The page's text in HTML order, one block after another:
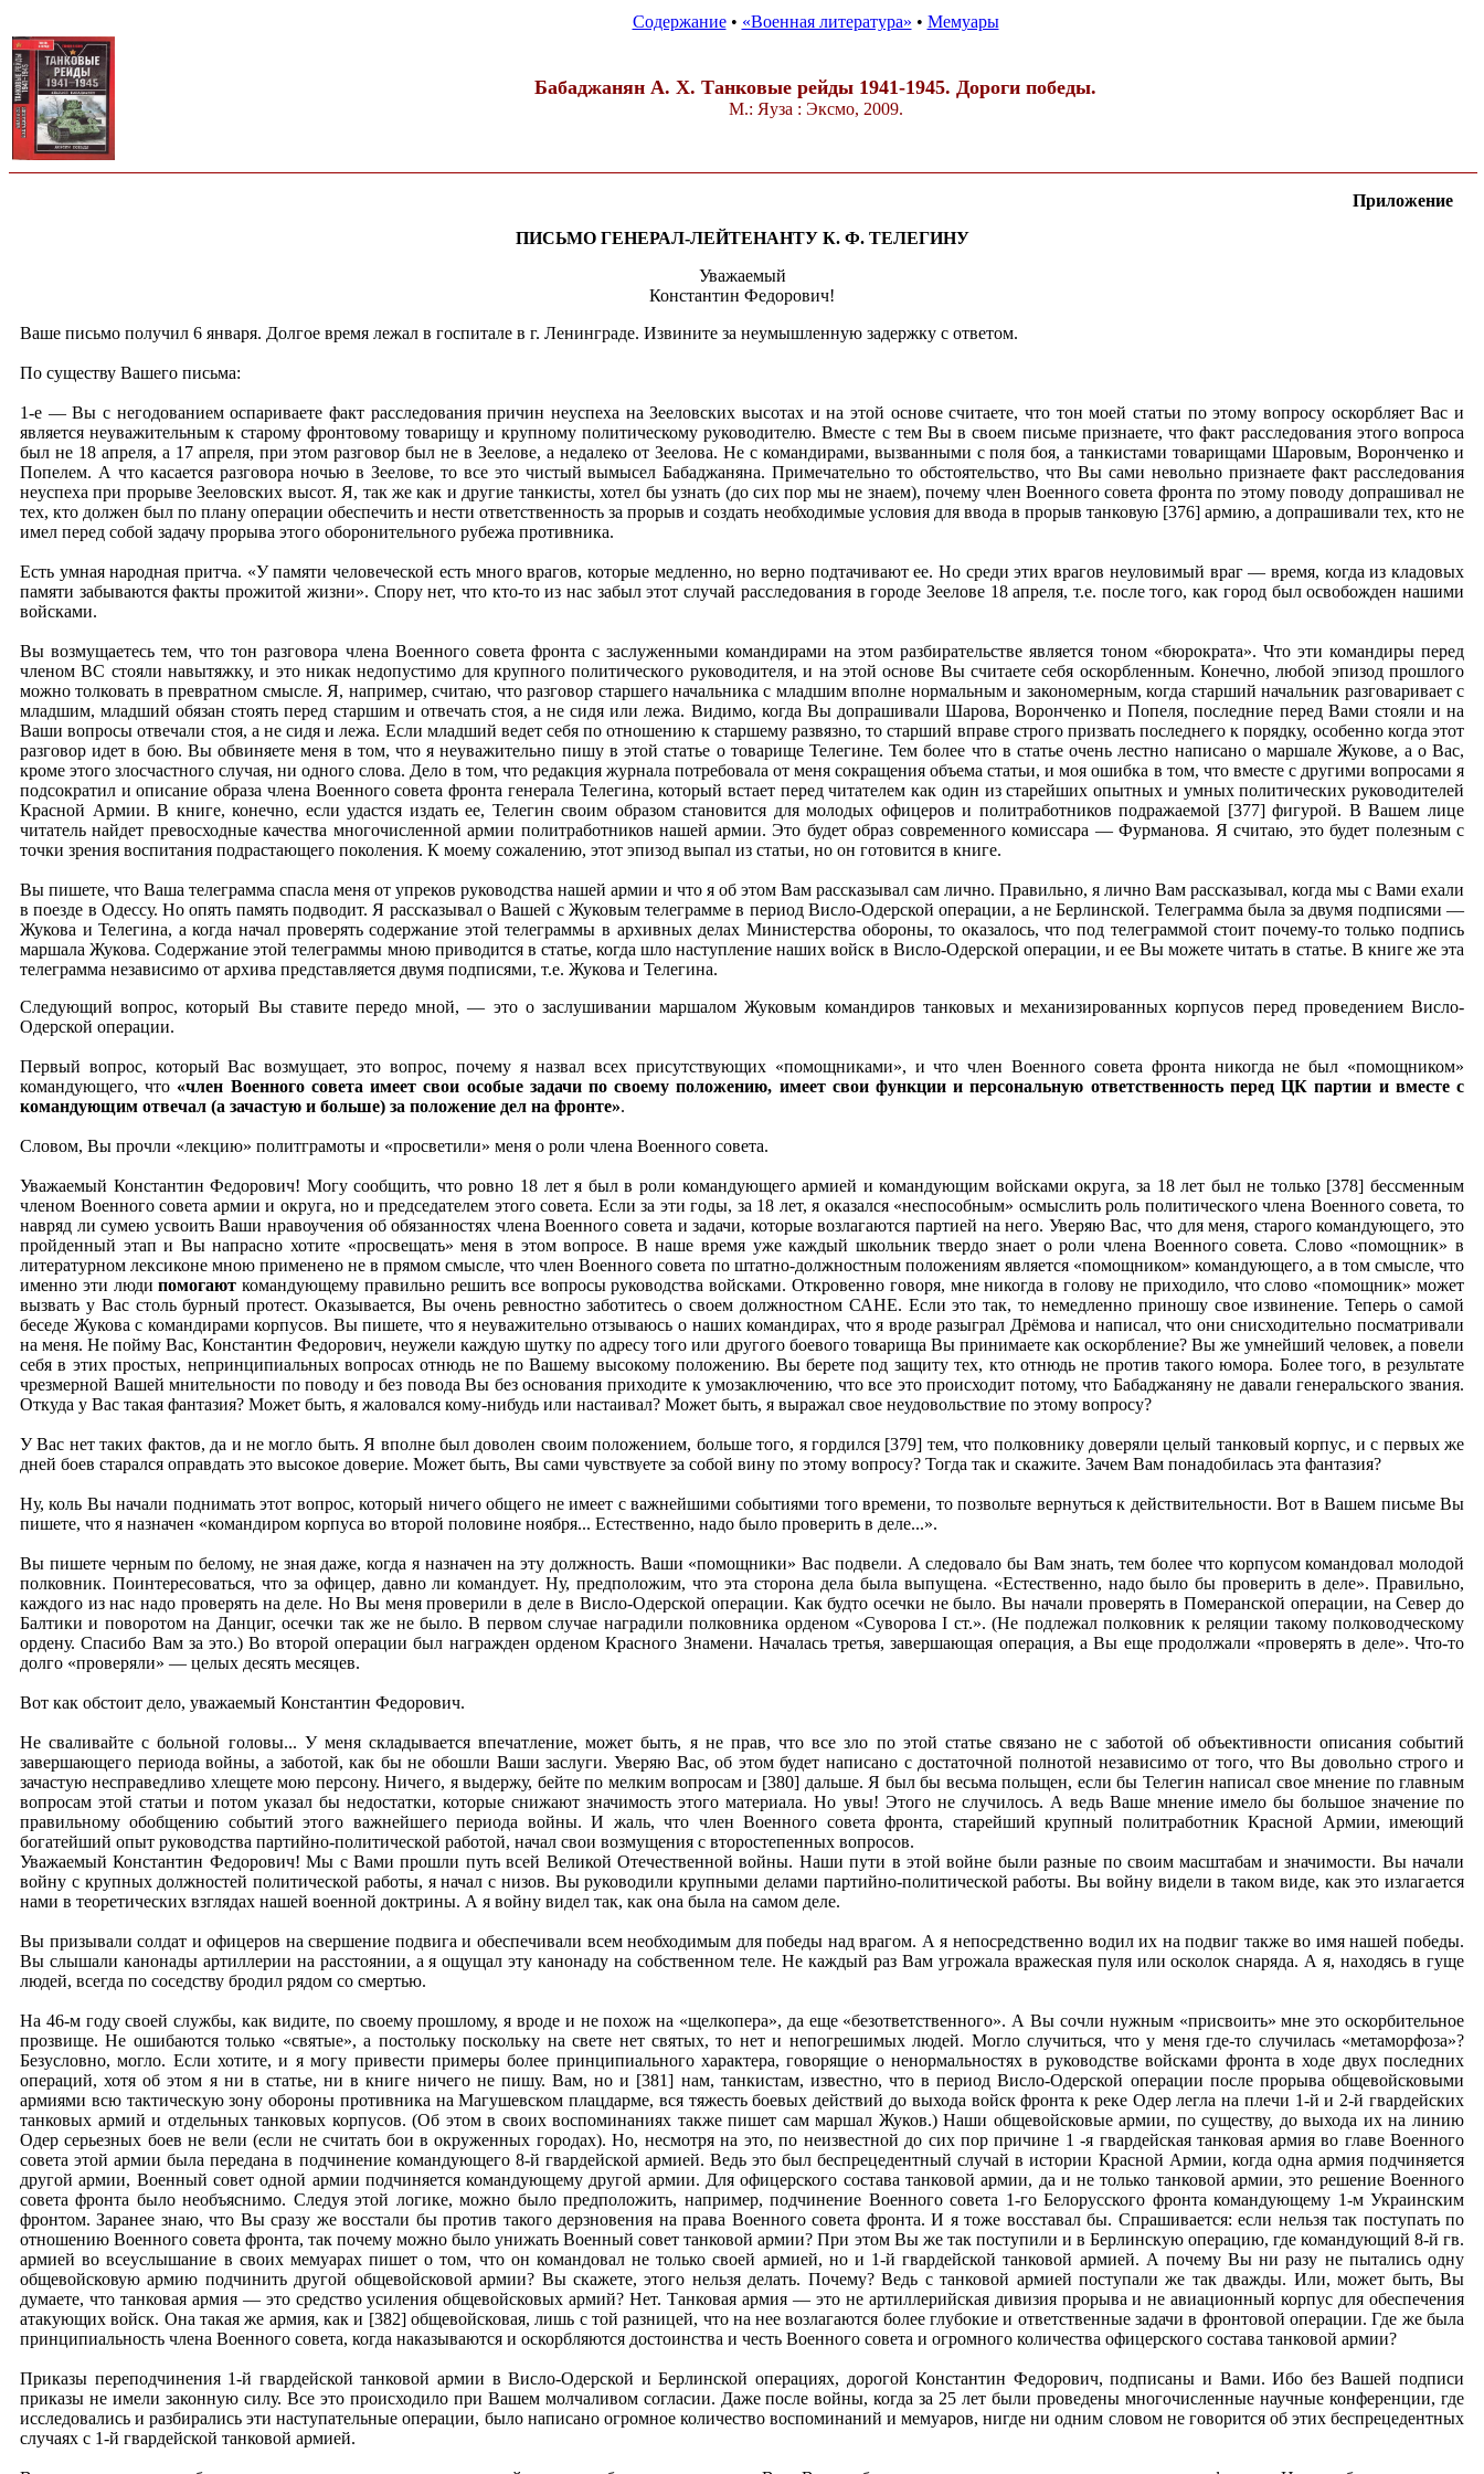
Содержание• «Военная литература» • Мемуары
Бабаджанян А. X. Танковые рейды 1941-1945. Дороги победы.
М.: Яуза : Эксмо, 2009.
Приложение
ПИСЬМО ГЕНЕРАЛ-ЛЕЙТЕНАНТУ К. Ф. ТЕЛЕГИНУ
Уважаемый
Константин Федорович!
Ваше письмо получил 6 января. Долгое время лежал в госпитале в г. Ленинграде. Извините за неумышленную задержку с ответом.
По существу Вашего письма:
1-е — Вы с негодованием оспариваете факт расследования причин неуспеха на Зееловских высотах и на этой основе считаете, что тон моей статьи по этому вопросу оскорбляет Вас и
является неуважительным к старому фронтовому товарищу и крупному политическому руководителю. Вместе с тем Вы в своем письме признаете, что факт расследования этого вопроса
был не 18 апреля, а 17 апреля, при этом разговор был не в Зеелове, а недалеко от Зеелова. Не с командирами, вызванными с поля боя, а танкистами товарищами Шаровым, Воронченко и
Попелем. А что касается разговора ночью в Зеелове, то все это чистый вымысел Бабаджаняна. Примечательно то обстоятельство, что Вы сами невольно признаете факт расследования
неуспеха при прорыве Зееловских высот. Я, так же как и другие танкисты, хотел бы узнать (до сих пор мы не знаем), почему член Военного совета фронта по этому поводу допрашивал не
тех, кто должен был по плану операции обеспечить и нести ответственность за прорыв и создать необходимые условия для ввода в прорыв танковую [376] армию, а допрашивали тех, кто не
имел перед собой задачу прорыва этого оборонительного рубежа противника.
Есть умная народная притча. «У памяти человеческой есть много врагов, которые медленно, но верно подтачивают ее. Но среди этих врагов неуловимый враг — время, когда из кладовых
памяти забываются факты прожитой жизни». Спору нет, что кто-то из нас забыл этот случай расследования в городе Зеелове 18 апреля, т.е. после того, как город был освобожден нашими
войсками.
Вы возмущаетесь тем, что тон разговора члена Военного совета фронта с заслуженными командирами на этом разбирательстве является тоном «бюрократа». Что эти командиры перед
членом ВС стояли навытяжку, и это никак недопустимо для крупного политического руководителя, и на этой основе Вы считаете себя оскорбленным. Конечно, любой эпизод прошлого
можно толковать в превратном смысле. Я, например, считаю, что разговор старшего начальника с младшим вполне нормальным и закономерным, когда старший начальник разговаривает с
младшим, младший обязан стоять перед старшим и отвечать стоя, а не сидя или лежа. Видимо, когда Вы допрашивали Шарова, Воронченко и Попеля, последние перед Вами стояли и на
Ваши вопросы отвечали стоя, а не сидя и лежа. Если младший ведет себя по отношению к старшему развязно, то старший вправе строго призвать последнего к порядку, особенно когда этот
разговор идет в бою. Вы обвиняете меня в том, что я неуважительно пишу в этой статье о товарище Телегине. Тем более что в статье очень лестно написано о маршале Жукове, а о Вас,
кроме этого злосчастного случая, ни одного слова. Дело в том, что редакция журнала потребовала от меня сокращения объема статьи, и моя ошибка в том, что вместе с другими вопросами я
подсократил и описание образа члена Военного совета фронта генерала Телегина, который встает перед читателем как один из старейших опытных и умных политических руководителей
Красной Армии. В книге, конечно, если удастся издать ее, Телегин своим образом становится для молодых офицеров и политработников подражаемой [377] фигурой. В Вашем лице
читатель найдет превосходные качества многочисленной армии политработников нашей армии. Это будет образ современного комиссара — Фурманова. Я считаю, это будет полезным с
точки зрения воспитания подрастающего поколения. К моему сожалению, этот эпизод выпал из статьи, но он готовится в книге.
Вы пишете, что Ваша телеграмма спасла меня от упреков руководства нашей армии и что я об этом Вам рассказывал сам лично. Правильно, я лично Вам рассказывал, когда мы с Вами ехали
в поезде в Одессу. Но опять память подводит. Я рассказывал о Вашей с Жуковым телеграмме в период Висло-Одерской операции, а не Берлинской. Телеграмма была за двумя подписями —
Жукова и Телегина, а когда начал проверять содержание этой телеграммы в архивных делах Министерства обороны, то оказалось, что под телеграммой стоит почему-то только подпись
маршала Жукова. Содержание этой телеграммы мною приводится в статье, когда шло наступление наших войск в Висло-Одерской операции, и ее Вы можете читать в статье. В книге же эта
телеграмма независимо от архива представляется двумя подписями, т.е. Жукова и Телегина.
Следующий вопрос, который Вы ставите передо мной, — это о заслушивании маршалом Жуковым командиров танковых и механизированных корпусов перед проведением Висло-
Одерской операции.
Первый вопрос, который Вас возмущает, это вопрос, почему я назвал всех присутствующих «помощниками», и что член Военного совета фронта никогда не был «помощником»
командующего, что «член Военного совета имеет свои особые задачи по своему положению, имеет свои функции и персональную ответственность перед ЦК партии и вместе с
командующим отвечал (а зачастую и больше) за положение дел на фронте».
Словом, Вы прочли «лекцию» политграмоты и «просветили» меня о роли члена Военного совета.
Уважаемый Константин Федорович! Могу сообщить, что ровно 18 лет я был в роли командующего армией и командующим войсками округа, за 18 лет был не только [378] бессменным
членом Военного совета армии и округа, но и председателем этого совета. Если за эти годы, за 18 лет, я оказался «неспособным» осмыслить роль политического члена Военного совета, то
навряд ли сумею усвоить Ваши нравоучения об обязанностях члена Военного совета и задачи, которые возлагаются партией на него. Уверяю Вас, что для меня, старого командующего, это
пройденный этап и Вы напрасно хотите «просвещать» меня в этом вопросе. В наше время уже каждый школьник твердо знает о роли члена Военного совета. Слово «помощник» в
литературном лексиконе мною применено не в прямом смысле, что член Военного совета по штатно-должностным положениям является «помощником» командующего, а в том смысле, что
именно эти людипомогают командующему правильно решить все вопросы руководства войсками. Откровенно говоря, мне никогда в голову не приходило, что слово «помощник» может
вызвать у Вас столь бурный протест. Оказывается, Вы очень ревностно заботитесь о своем должностном САНЕ. Если это так, то немедленно приношу свое извинение. Теперь о самой
беседе Жукова с командирами корпусов. Вы пишете, что я неуважительно отзываюсь о наших командирах, что я вроде разыграл Дрёмова и написал, что они снисходительно посматривали
на меня. Не пойму Вас, Константин Федорович, неужели каждую шутку по адресу того или другого боевого товарища Вы принимаете как оскорбление? Вы же умнейший человек, а повели
себя в этих простых, непринципиальных вопросах отнюдь не по Вашему высокому положению. Вы берете под защиту тех, кто отнюдь не против такого юмора. Более того, в результате
чрезмерной Вашей мнительности по поводу и без повода Вы без основания приходите к умозаключению, что все это происходит потому, что Бабаджаняну не давали генеральского звания.
Откуда у Вас такая фантазия? Может быть, я жаловался кому-нибудь или настаивал? Может быть, я выражал свое неудовольствие по этому вопросу?
У Вас нет таких фактов, да и не могло быть. Я вполне был доволен своим положением, больше того, я гордился [379] тем, что полковнику доверяли целый танковый корпус, и с первых же
дней боев старался оправдать это высокое доверие. Может быть, Вы сами чувствуете за собой вину по этому вопросу? Тогда так и скажите. Зачем Вам понадобилась эта фантазия?
Ну, коль Вы начали поднимать этот вопрос, который ничего общего не имеет с важнейшими событиями того времени, то позвольте вернуться к действительности. Вот в Вашем письме Вы
пишете, что я назначен «командиром корпуса во второй половине ноября... Естественно, надо было проверить в деле...».
Вы пишете черным по белому, не зная даже, когда я назначен на эту должность. Ваши «помощники» Вас подвели. А следовало бы Вам знать, тем более что корпусом командовал молодой
полковник. Поинтересоваться, что за офицер, давно ли командует. Ну, предположим, что эта сторона дела была выпущена. «Естественно, надо было бы проверить в деле». Правильно,
каждого из нас надо проверять на деле. Но Вы меня проверили в деле в Висло-Одерской операции. Как будто осечки не было. Вы начали проверять в Померанской операции, на Север до
Балтики и поворотом на Данциг, осечки так же не было. В первом случае наградили полковника орденом «Суворова I ст.». (Не подлежал полковник к реляции такому полководческому
ордену. Спасибо Вам за это.) Во второй операции был награжден орденом Красного Знамени. Началась третья, завершающая операция, а Вы еще продолжали «проверять в деле». Что-то
долго «проверяли» — целых десять месяцев.
Вот как обстоит дело, уважаемый Константин Федорович.
Не сваливайте с больной головы... У меня складывается впечатление, может быть, я не прав, что все зло по этой статье связано не с заботой об объективности описания событий
завершающего периода войны, а заботой, как бы не обошли Ваши заслуги. Уверяю Вас, об этом будет написано с достаточной полнотой независимо от того, что Вы довольно строго и
зачастую несправедливо хлещете мою персону. Ничего, я выдержу, бейте по мелким вопросам и [380] дальше. Я был бы весьма польщен, если бы Телегин написал свое мнение по главным
вопросам этой статьи и потом указал бы недостатки, которые снижают значимость этого материала. Но увы! Этого не случилось. А ведь Ваше мнение имело бы большое значение по
правильному обобщению событий этого важнейшего периода войны. И жаль, что член Военного совета фронта, старейший крупный политработник Красной Армии, имеющий
богатейший опыт руководства партийно-политической работой, начал свои возмущения с второстепенных вопросов.
Уважаемый Константин Федорович! Мы с Вами прошли путь всей Великой Отечественной войны. Наши пути в этой войне были разные по своим масштабам и значимости. Вы начали
войну с крупных должностей политической работы, я начал с низов. Вы руководили крупными делами партийно-политической работы. Вы войну видели в таком виде, как это излагается
нами в теоретических взглядах нашей военной доктрины. А я войну видел так, как она была на самом деле.
Вы призывали солдат и офицеров на свершение подвига и обеспечивали всем необходимым для победы над врагом. А я непосредственно водил их на подвиг также во имя нашей победы.
Вы слышали канонады артиллерии на расстоянии, а я ощущал эту канонаду на собственном теле. Не каждый раз Вам угрожала вражеская пуля или осколок снаряда. А я, находясь в гуще
людей, всегда по соседству бродил рядом со смертью.
На 46-м году своей службы, как видите, по своему прошлому, я вроде и не похож на «щелкопера», да еще «безответственного». А Вы сочли нужным «присвоить» мне это оскорбительное
прозвище. Не ошибаются только «святые», а постольку поскольку на свете нет святых, то нет и непогрешимых людей. Могло случиться, что у меня где-то случилась «метаморфоза»?
Безусловно, могло. Если хотите, и я могу привести примеры более принципиального характера, говорящие о ненормальностях в руководстве войсками фронта в ходе двух последних
операций, хотя об этом я ни в статье, ни в книге ничего не пишу. Вам, но и [381] нам, танкистам, известно, что в период Висло-Одерской операции после прорыва общевойсковыми
армиями всю тактическую зону обороны противника на Магушевском плацдарме, вся тяжесть боевых действий до выхода войск фронта к реке Одер легла на плечи 1-й и 2-й гвардейских
танковых армий и отдельных танковых корпусов. (Об этом в своих воспоминаниях также пишет сам маршал Жуков.) Наши общевойсковые армии, по существу, до выхода их на линию
Одер серьезных боев не вели (если не считать бои в окруженных городах). Но, несмотря на это, по неизвестной до сих пор причине 1 -я гвардейская танковая армия во главе Военного
совета этой армии была передана в подчинение командующего 8-й гвардейской армией. Ведь это был беспрецедентный случай в истории Красной Армии, когда одна армия подчиняется
другой армии, Военный совет одной армии подчиняется командующему другой армии. Для офицерского состава танковой армии, да и не только танковой армии, это решение Военного
совета фронта было необъяснимо. Следуя этой логике, можно было предположить, например, подчинение Военного совета 1-го Белорусского фронта командующему 1-м Украинским
фронтом. Заранее знаю, что Вы сразу же восстали бы против такого дерзновения на права Военного совета фронта. И я тоже восставал бы. Спрашивается: если нельзя так поступать по
отношению Военного совета фронта, так почему можно было унижать Военный совет танковой армии? При этом Вы же так поступили и в Берлинскую операцию, где командующий 8-й гв.
армией во всеуслышание в своих мемуарах пишет о том, что он командовал не только своей армией, но и 1-й гвардейской танковой армией. А почему Вы ни разу не пытались одну
общевойсковую армию подчинить другой общевойсковой армии? Вы скажете, этого нельзя делать. Почему? Ведь с танковой армией поступали же так дважды. Или, может быть, Вы
думаете, что танковая армия — это средство усиления общевойсковых армий? Нет. Танковая армия — это не артиллерийская дивизия прорыва и не авиационный корпус для обеспечения
атакующих войск. Она такая же армия, как и [382] общевойсковая, лишь с той разницей, что на нее возлагаются более глубокие и ответственные задачи в фронтовой операции. Где же была
принципиальность члена Военного совета, когда наказываются и оскорбляются достоинства и честь Военного совета и огромного количества офицерского состава танковой армии?
Приказы переподчинения 1-й гвардейской танковой армии в Висло-Одерской и Берлинской операциях, дорогой Константин Федорович, подписаны и Вами. Ибо без Вашей подписи
приказы не имели законную силу. Все это происходило при Вашем молчаливом согласии. Даже после войны, когда за 25 лет были проведены многочисленные научные конференции, где
исследовались и разбирались эти наступательные операции, было написано огромное количество воспоминаний и мемуаров, нигде ни одним словом не говорится об этих беспрецедентных
случаях с 1-й гвардейской танковой армией.